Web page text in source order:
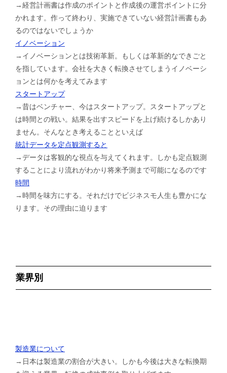
→経営計画書は作成のポイントと作成後の運営ポイントに分
かれます。作って終わり、実施できていない経営計画書もあ
るのではないでしょうか
イノベーション
→イノベーションとは技術革新。もしくは革新的なできごと
を指しています。会社を大きく転換させてしまうイノベーシ
ョンとは何かを考えてみます
スタートアップ
→昔はベンチャー、今はスタートアップ。スタートアップと
は時間との戦い。結果を出すスピードを上げ続けるしかあり
ません。そんなとき考えることといえば
統計データを定点観測すると
→データは客観的な視点を与えてくれます。しかも定点観測
することにより流れがわかり将来予測まで可能になるのです
時間
→時間を味方にする。それだけでビジネスモ人生も豊かにな
ります。その理由に迫ります
業界別
製造業について
→日本は製造業の割合が大きい。しかも今後は大きな転換期